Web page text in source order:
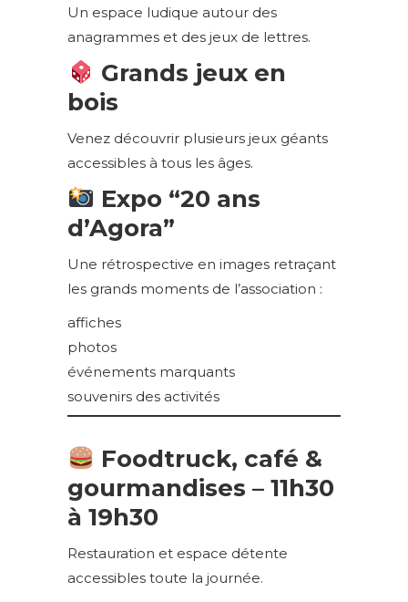
Un espace ludique autour des
anagrammes et des jeux de lettres.
Grands jeux en
bois
Venez découvrir plusieurs jeux géants
accessibles à tous les âges.
Expo “20 ans
d’Agora”
Une rétrospective en images retraçant
les grands moments de l’association :
affiches
photos
événements marquants
souvenirs des activités
Foodtruck, café &
gourmandises – 11h30
à 19h30
Restauration et espace détente
accessibles toute la journée.